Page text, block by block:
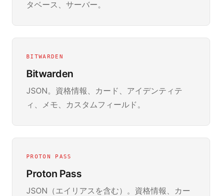
タベース、サーバー。
BITWARDEN
Bitwarden
JSON。資格情報、カード、アイデンティテ
ィ、メモ、カスタムフィールド。
PROTON PASS
Proton Pass
JSON（エイリアスを含む）。資格情報、カー